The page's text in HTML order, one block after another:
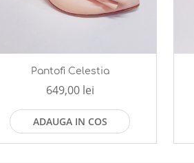
Pantofi Celestia
649,00 lei
ADAUGA IN COS